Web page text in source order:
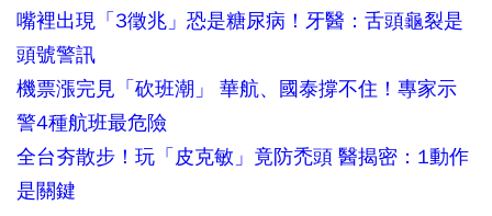
嘴裡出現「3徵兆」恐是糖尿病！牙醫：舌頭龜裂是
頭號警訊
機票漲完見「砍班潮」 華航、國泰撐不住！專家示
警4種航班最危險
全台夯散步！玩「皮克敏」竟防禿頭 醫揭密：1動作
是關鍵